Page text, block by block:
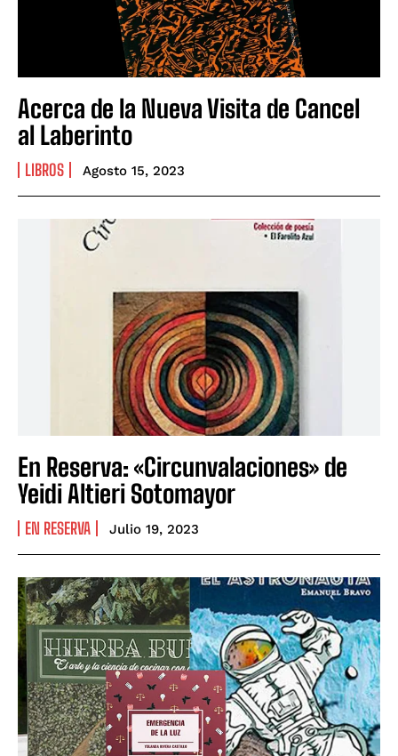
Acerca de la Nueva Visita de Cancel
al Laberinto
LIBROS Agosto 15, 2023
En Reserva: «Circunvalaciones» de
Yeidi Altieri Sotomayor
EN RESERVA Julio 19, 2023